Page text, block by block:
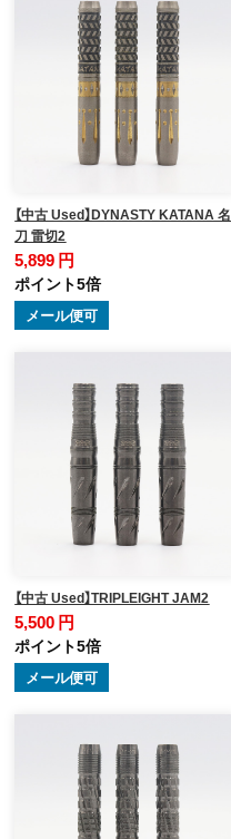
【中古 Used】DYNASTY KATANA 名
刀 雷切2
5,899 円
ポイント5倍
メール便可
【中古 Used】TRIPLEIGHT JAM2
5,500 円
ポイント5倍
メール便可